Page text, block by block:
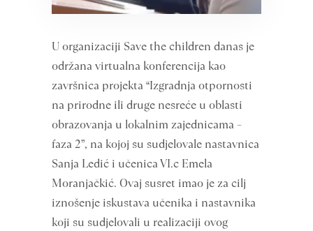
U organizaciji Save the children danas je
održana virtualna konferencija kao
završnica projekta “Izgradnja otpornosti
na prirodne ili druge nesreće u oblasti
obrazovanja u lokalnim zajednicama –
faza 2”, na kojoj su sudjelovale nastavnica
Sanja Ledić i učenica VI.c Emela
Moranjačkić. Ovaj susret imao je za cilj
iznošenje iskustava učenika i nastavnika
koji su sudjelovali u realizaciji ovog